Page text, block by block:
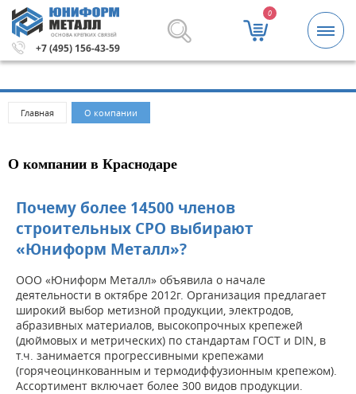
ОСНОВА КРЕПКИХ СВЯЗЕЙ
+7 (495) 156-43-59
0
рублей.Метизы и крепежные изделия оптом.
Главная О компании
О компании в Краснодаре
Почему более 14500 членов
строительных СРО выбирают
«Юниформ Металл»?
ООО «Юниформ Металл» объявила о начале
деятельности в октябре 2012г. Организация предлагает
широкий выбор метизной продукции, электродов,
абразивных материалов, высокопрочных крепежей
(дюймовых и метрических) по стандартам ГОСТ и DIN, в
т.ч. занимается прогрессивными крепежами
(горячеоцинкованным и термодиффузионным крепежом).
Ассортимент включает более 300 видов продукции.